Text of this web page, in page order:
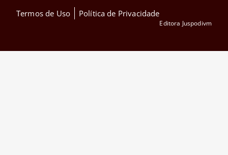
Termos de Uso Política de Privacidade
Editora Juspodivm